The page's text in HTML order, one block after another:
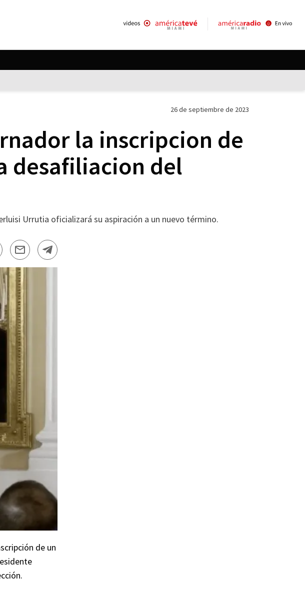
26 de septiembre de 2023
la inscripcion de
desafiliacion del
Urrutia oficializará su aspiración a un nuevo término.
de un